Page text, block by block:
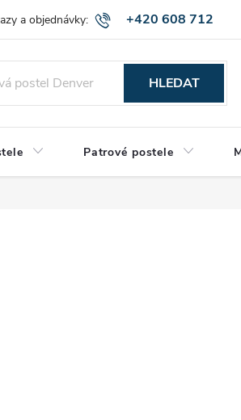
+420 608 712
515
podmínky Montáž a výnos zboží
HLEDAT
Patrové postele